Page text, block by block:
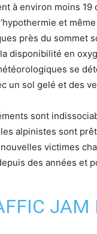
à environ moins 19
et
près du sommet
disponibilité en
se
un sol gelé et des
sont
alpinistes sont
victimes
des années et
JAM